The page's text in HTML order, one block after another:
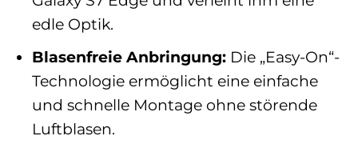
edle Optik.
Blasenfreie Anbringung:Die „Easy-On“-
Technologie ermöglicht eine einfache
und schnelle Montage ohne störende
Luftblasen.